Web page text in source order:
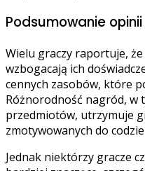
Podsumowanie
Wielu graczy raportuje,
wzbogacają ich
cennych zasobów, które
Różnorodność nagród, w
przedmiotów, utrzymuje
zmotywowanych do
Jednak niektórzy gracze